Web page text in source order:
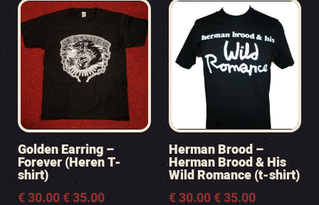
Golden Earring –
Forever (Heren T-
shirt)
€30.00-€35.00
Prijsklasse:
Herman Brood –
Herman Brood & His
Wild Romance (t-shirt)
€30.00-€35.00
Prijsklasse: